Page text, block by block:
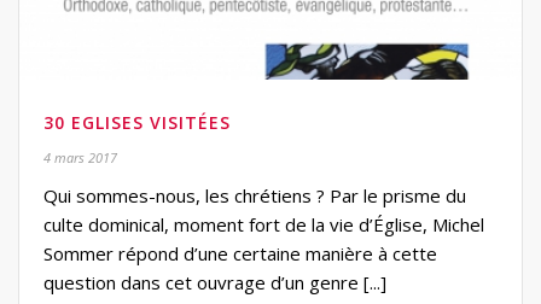
30 EGLISES VISITÉES
4 mars 2017
Qui sommes-nous, les chrétiens ? Par le prisme du
culte dominical, moment fort de la vie d’Église, Michel
Sommer répond d’une certaine manière à cette
question dans cet ouvrage d’un genre [...]